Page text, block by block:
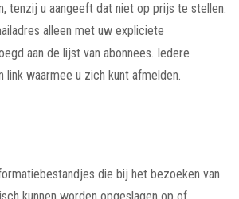
tenzij u aangeeft dat niet op prijs te stellen.
alleen met uw expliciete
aan de lijst van abonnees. Iedere
link waarmee u zich kunt afmelden.
die bij het bezoeken van
kunnen worden opgeslagen op of